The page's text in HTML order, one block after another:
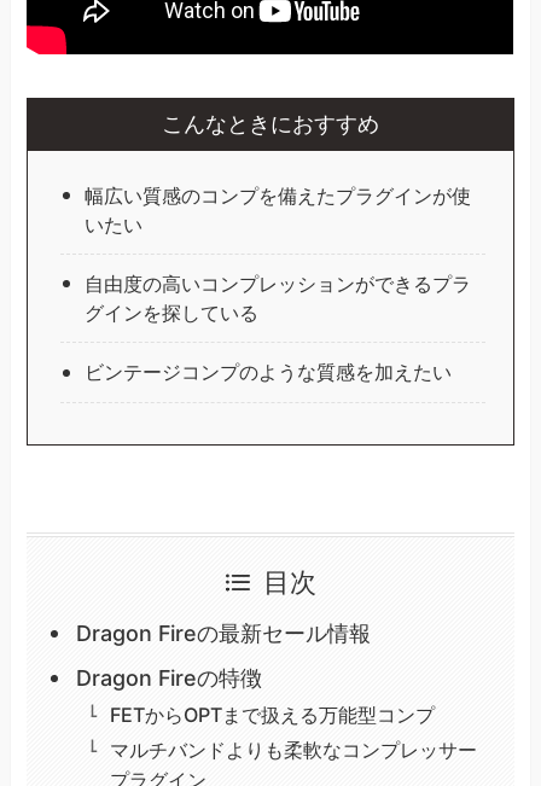
こんなときにおすすめ
幅広い質感のコンプを備えたプラグインが使
いたい
自由度の高いコンプレッションができるプラ
グインを探している
ビンテージコンプのような質感を加えたい
目次
Dragon Fireの最新セール情報
Dragon Fireの特徴
FETからOPTまで扱える万能型コンプ
マルチバンドよりも柔軟なコンプレッサー
プラグイン